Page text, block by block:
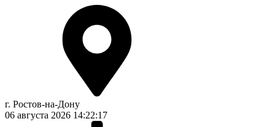
г. Ростов-на-Дону
06 августа 2026 14:22:18